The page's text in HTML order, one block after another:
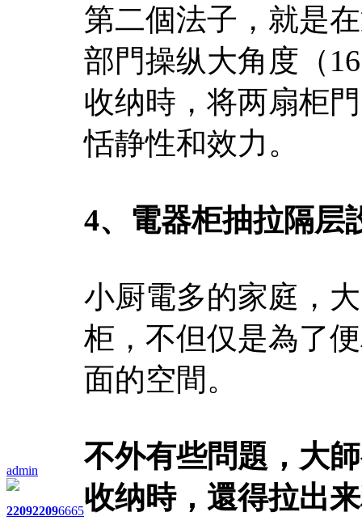
admin
220922096665
第二個法子，就是
部門操纵大角度（
收纳時，将两扇柜
恬静性和效力。
4、電器柜抽拉隔层
小厨電多的家庭，
柜，不但仅是為了
面的空間。
不外有些問題，大
收纳時，還得拉出